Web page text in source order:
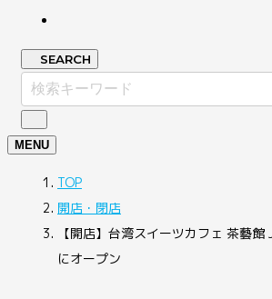
SEARCH
MENU
TOP
開店・閉店
【開店】台湾スイーツカフェ 茶藝館
にオープン